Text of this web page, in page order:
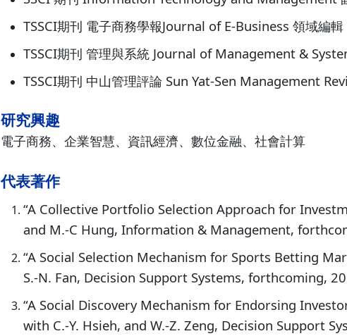
TSSCI期刊 電子商務學報Journal of E-Business 領域編
TSSCI期刊 管理與系統 Journal of Management &
TSSCI期刊 中山管理評論 Sun Yat-Sen Management
研究興趣
電子商務、企業智慧、資訊經濟、數位金融、社會計算
代表著作
“A Collective Portfolio Selection Approach for
and M.-C Hung, Information & Management,
“A Social Selection Mechanism for Sports Betting
S.-N. Fan, Decision Support Systems, forthcoming,
“A Social Discovery Mechanism for Endorsing
with C.-Y. Hsieh, and W.-Z. Zeng, Decision Support